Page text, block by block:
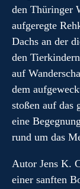
den Thüringer
aufgeregte
Dachs an der
den
auf
dem
stoßen auf das
eine
rund um das
Autor Jens K.
einer sanften